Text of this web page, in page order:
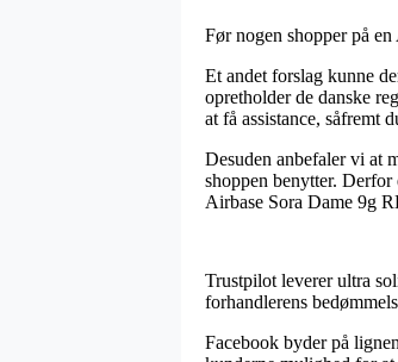
Før nogen shopper på
Et andet forslag kunne
opretholder de danske
at få assistance, såfremt
Desuden anbefaler vi at
shoppen benytter. Derfor
Airbase Sora Dame 9g
Trustpilot leverer ultra
forhandlerens
Facebook byder på